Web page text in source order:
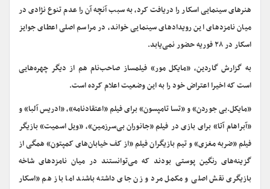
هنرهای سینمایی اسکار را دریافت کرد، به سبب آنچه آن را عدم تنوع نژادی در
میان نامزدهای این رویدادهای سینمایی خواند، در مراسم اصلی اعطای جوایز
اسکار در ۲۸ فوریه حضور نمی‌یابد.
به گزارش گاردین‌، «مایکل مور» فیلمساز صاحب‌نام هم از دیگر چهره‌هایی
است که اخیرا اعتراض خود را به این وضعیت اعلام کرده است.
«مایکل.بی جوردن» و «تسا تامپسون» برای فیلم «اعتقادنامه»، «ادریس آلبا» و
«آبراهام آتا» برای بازی در فیلم «جانوران بی‌سرزمین»، «ویل اسمیت» بازیگر
فیلم «ضربه مغزی» و تیم بازیگران فیلم «از کف خیابان‌های کمپتون» همگی از
گزینه‌های رنگین پوستی بودند که می‌توانستند در میان نامزدهای شاخه
بازیگری نقش اصلی و مکمل مرد و زن جای داشته باشند اما باز هم «اسکار